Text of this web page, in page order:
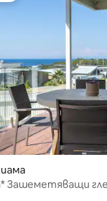
Зашеметяващи